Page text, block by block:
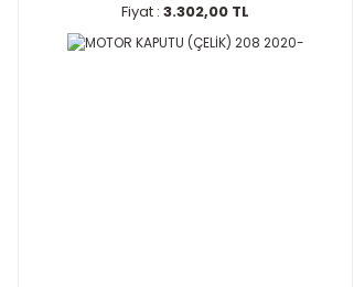
Fiyat : 3.302,00 TL